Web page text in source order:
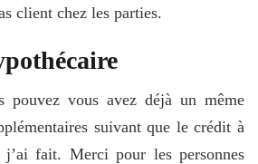
client chez les parties.
pouvez vous avez déjà un même
suivant que le crédit à
j’ai fait. Merci pour les personnes